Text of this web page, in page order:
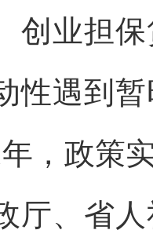
创业担
性遇到
年，政策
厅、省